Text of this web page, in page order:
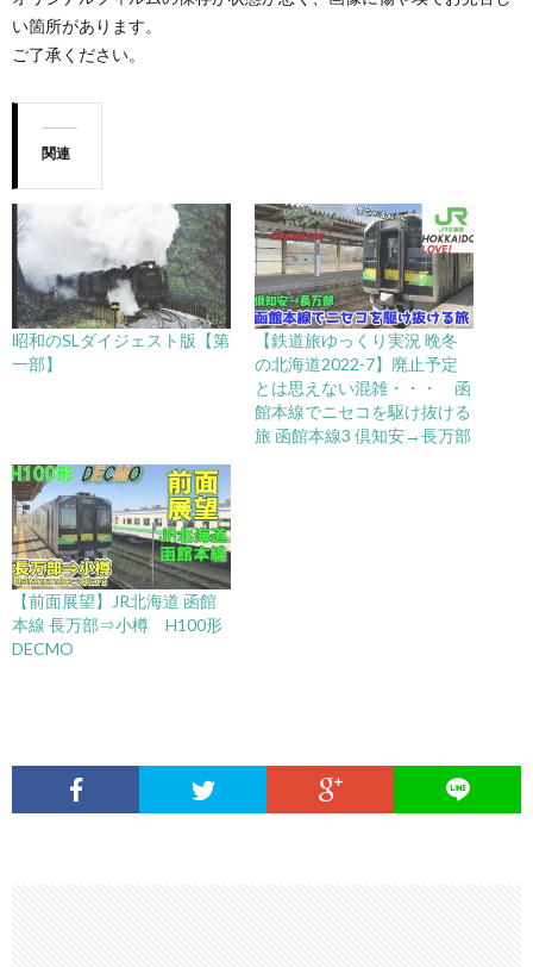
い箇所があります。
ご了承ください。
関連
昭和のSLダイジェスト版【第
一部】
【鉄道旅ゆっくり実況 晩冬
の北海道2022-7】廃止予定
とは思えない混雑・・・ 函
館本線でニセコを駆け抜ける
旅 函館本線3 倶知安→長万部
【前面展望】JR北海道 函館
本線 長万部⇒小樽 H100形
DECMO